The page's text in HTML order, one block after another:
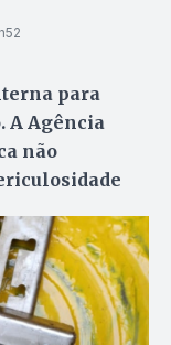
para
A Agência
não